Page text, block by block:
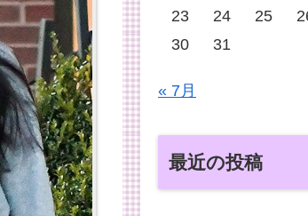
23
24 25
30
31
« 7月
最近の投稿